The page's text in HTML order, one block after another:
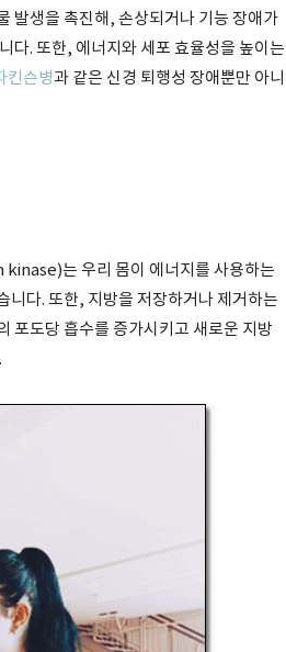
발생을 촉진해, 손상되거나 기능 장애가
다. 또한, 에너지와 세포 효율성을 높이는
킨슨병과 같은 신경 퇴행성 장애뿐만 아니
는 우리 몸이 에너지를 사용하는
니다. 또한, 지방을 저장하거나 제거하는
포도당 흡수를 증가시키고 새로운 지방